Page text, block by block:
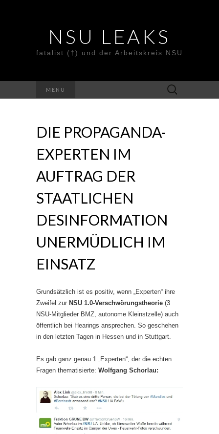
NSU LEAKS
fatalist (†) und der Arbeitskreis NSU
MENU
Suche
nach:
DIE PROPAGANDA-
EXPERTEN IM
AUFTRAG DER
STAATLICHEN
DESINFORMATION
UNERMÜDLICH IM
EINSATZ
Grundsätzlich ist es positiv, wenn „Experten“ ihre
Zweifel zur NSU 1.0-Verschwörungstheorie (3
NSU-Mitglieder BMZ, autonome Kleinstzelle) auch
öffentlich bei Hearings ansprechen. So geschehen
in den letzten Tagen in Hessen und in Stuttgart.
Es gab ganz genau 1 „Experten“, der die echten
Fragen thematisierte: Wolfgang Schorlau: